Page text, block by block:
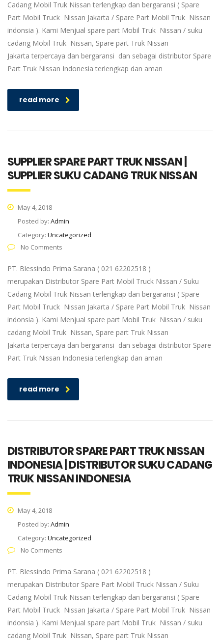
Cadang Mobil Truk Nissan terlengkap dan bergaransi ( Spare
Part Mobil Truck Nissan Jakarta / Spare Part Mobil Truk Nissan
indonsia ). Kami Menjual spare part Mobil Truk Nissan / suku
cadang Mobil Truk Nissan, Spare part Truk Nissan
Jakarta terpercaya dan bergaransi dan sebagai distributor Spare
Part Truk Nissan Indonesia terlengkap dan aman
read more
SUPPLIER SPARE PART TRUK NISSAN |
SUPPLIER SUKU CADANG TRUK NISSAN
May 4, 2018
Posted by: Admin
Category: Uncategorized
No Comments
PT. Blessindo Prima Sarana ( 021 62202518 )
merupakan Distributor Spare Part Mobil Truck Nissan / Suku
Cadang Mobil Truk Nissan terlengkap dan bergaransi ( Spare
Part Mobil Truck Nissan Jakarta / Spare Part Mobil Truk Nissan
indonsia ). Kami Menjual spare part Mobil Truk Nissan / suku
cadang Mobil Truk Nissan, Spare part Truk Nissan
Jakarta terpercaya dan bergaransi dan sebagai distributor Spare
Part Truk Nissan Indonesia terlengkap dan aman
read more
DISTRIBUTOR SPARE PART TRUK NISSAN
INDONESIA | DISTRIBUTOR SUKU CADANG
TRUK NISSAN INDONESIA
May 4, 2018
Posted by: Admin
Category: Uncategorized
No Comments
PT. Blessindo Prima Sarana ( 021 62202518 )
merupakan Distributor Spare Part Mobil Truck Nissan / Suku
Cadang Mobil Truk Nissan terlengkap dan bergaransi ( Spare
Part Mobil Truck Nissan Jakarta / Spare Part Mobil Truk Nissan
indonsia ). Kami Menjual spare part Mobil Truk Nissan / suku
cadang Mobil Truk Nissan, Spare part Truk Nissan